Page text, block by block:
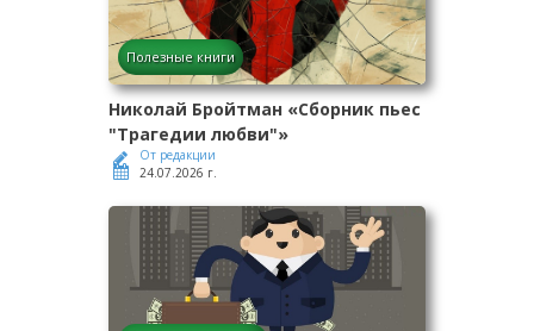
Полезные книги
Николай Бройтман «Сборник пьес
"Трагедии любви"»
От редакции
24.07.2026 г.